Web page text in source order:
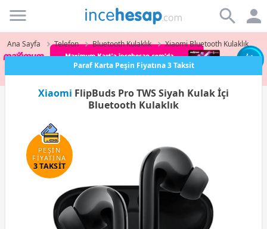
Incehesap
Ana Sayfa Telefon Bluetooth Kulaklık Xiaomi Bluetooth Kulaklık
Paraf Karta Peşin Fiyatına 3 Taksit
Xiaomi FlipBuds Pro TWS Siyah Kulak İçi
Bluetooth Kulaklık
PEŞİN
FİYATINA
3 TAKSİT